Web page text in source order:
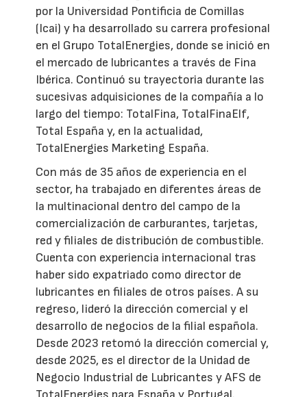
por la Universidad Pontificia de Comillas
(Icai) y ha desarrollado su carrera profesional
en el Grupo TotalEnergies, donde se inició en
el mercado de lubricantes a través de Fina
Ibérica. Continuó su trayectoria durante las
sucesivas adquisiciones de la compañía a lo
largo del tiempo: TotalFina, TotalFinaElf,
Total España y, en la actualidad,
TotalEnergies Marketing España.
Con más de 35 años de experiencia en el
sector, ha trabajado en diferentes áreas de
la multinacional dentro del campo de la
comercialización de carburantes, tarjetas,
red y filiales de distribución de combustible.
Cuenta con experiencia internacional tras
haber sido expatriado como director de
lubricantes en filiales de otros países. A su
regreso, lideró la dirección comercial y el
desarrollo de negocios de la filial española.
Desde 2023 retomó la dirección comercial y,
desde 2025, es el director de la Unidad de
Negocio Industrial de Lubricantes y AFS de